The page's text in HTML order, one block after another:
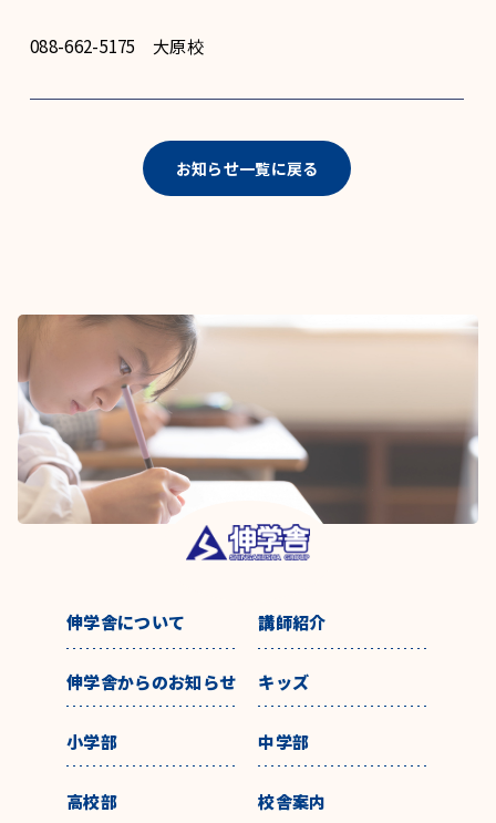
088-662-5175 大原校
お知らせ一覧に戻る
伸学舎について 講師紹介
伸学舎からのお知らせ キッズ
小学部 中学部
高校部 校舎案内